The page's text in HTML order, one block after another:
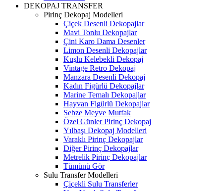
DEKOPAJ TRANSFER
Pirinç Dekopaj Modelleri
Çiçek Desenli Dekopajlar
Mavi Tonlu Dekopajlar
Çini Karo Dama Desenler
Limon Desenli Dekopajlar
Kuşlu Kelebekli Dekopaj
Vintage Retro Dekopaj
Manzara Desenli Dekopaj
Kadın Figürlü Dekopajlar
Marine Temalı Dekopajlar
Hayvan Figürlü Dekopajlar
Sebze Meyve Mutfak
Özel Günler Pirinç Dekopaj
Yılbaşı Dekopaj Modelleri
Varaklı Pirinç Dekopajlar
Diğer Pirinç Dekopajlar
Metrelik Pirinç Dekopajlar
Tümünü Gör
Sulu Transfer Modelleri
Çiçekli Sulu Transferler